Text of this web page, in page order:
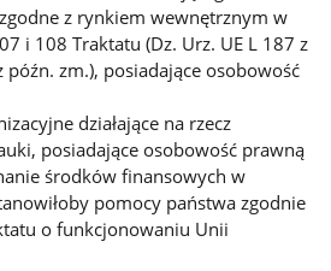
z rynkiem wewnętrznym w
i 108 Traktatu (Dz. Urz. UE L 187 z
zm.), posiadające osobowość
działające na rzecz
posiadające osobowość prawną
środków finansowych w
pomocy państwa zgodnie
o funkcjonowaniu Unii